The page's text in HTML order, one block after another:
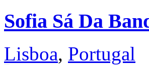
Sofia Sá Da
Lisboa, Portugal